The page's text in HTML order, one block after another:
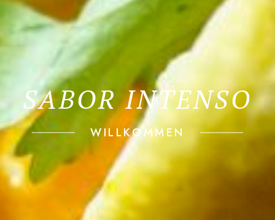
SABOR INTENSO
WILLKOMMEN